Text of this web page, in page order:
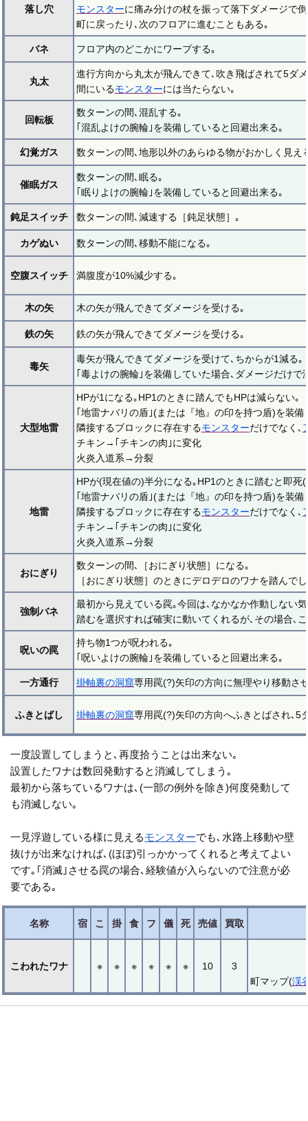
落し穴
モンスターに痛み分けの杖を振って落下ダメージで
町に戻ったり､次のフロアに進むこともある｡
バネ フロア内のどこかにワープする｡
丸太
進行方向から丸太が飛んできて､吹き飛ばされて5ダ
間にいるモンスターには当たらない｡
回転板
数ターンの間､混乱する｡
｢混乱よけの腕輪｣を装備していると回避出来る｡
幻覚ガス 数ターンの間､地形以外のあらゆる物がおかしく見え
催眠ガス
数ターンの間､眠る｡
｢眠りよけの腕輪｣を装備していると回避出来る｡
鈍足スイッチ 数ターンの間､減速する［鈍足状態］｡
カゲぬい 数ターンの間､移動不能になる｡
空腹スイッチ 満腹度が10%減少する｡
木の矢 木の矢が飛んできてダメージを受ける｡
鉄の矢 鉄の矢が飛んできてダメージを受ける｡
毒矢
毒矢が飛んできてダメージを受けて､ちからが1減る｡
｢毒よけの腕輪｣を装備していた場合､ダメージだけで
大型地雷
HPが1になる｡HP1のときに踏んでもHPは減らない｡
｢地雷ナバリの盾｣(または『地』の印を持つ盾)を装
隣接するブロックに存在するモンスターだけでなく､
チキン→｢チキンの肉｣に変化
火炎入道系→分裂
地雷
HPが(現在値の)半分になる｡HP1のときに踏むと即死(
｢地雷ナバリの盾｣(または『地』の印を持つ盾)を装
隣接するブロックに存在するモンスターだけでなく､
チキン→｢チキンの肉｣に変化
火炎入道系→分裂
おにぎり
数ターンの間､［おにぎり状態］になる｡
［おにぎり状態］のときにデロデロのワナを踏んで
強制バネ
最初から見えている罠｡今回は､なかなか作動しない
踏むを選択すれば確実に動いてくれるが､その場合､
呪いの罠
持ち物1つが呪われる｡
｢呪いよけの腕輪｣を装備していると回避出来る｡
一方通行 掛軸裏の洞窟専用罠(?)矢印の方向に無理やり移動さ
ふきとばし 掛軸裏の洞窟専用罠(?)矢印の方向へふきとばされ､5
一度設置してしまうと､再度拾うことは出来ない｡
設置したワナは数回発動すると消滅してしまう｡
最初から落ちているワナは､(一部の例外を除き)何度発動して
も消滅しない｡
一見浮遊している様に見えるモンスターでも､水路上移動や壁
抜けが出来なければ､(ほぼ)引っかかってくれると考えてよい
です｡｢消滅｣させる罠の場合､経験値が入らないので注意が必
要である｡
名称 宿 こ 掛 食 フ 儀 死 売値 買取
こわれたワナ ※ ※ ※ ※ ※ ※ 10
3
町マップ(渓